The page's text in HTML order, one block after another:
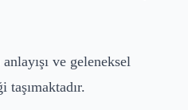
ve geleneksel